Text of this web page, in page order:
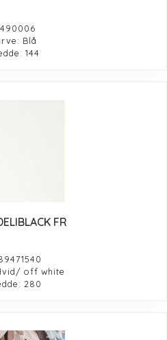
Blå
144
FR
off white
280